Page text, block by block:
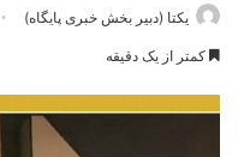
یکتا (دبیر بخش خبری پایگاه)
کمتر از یک دقیقه